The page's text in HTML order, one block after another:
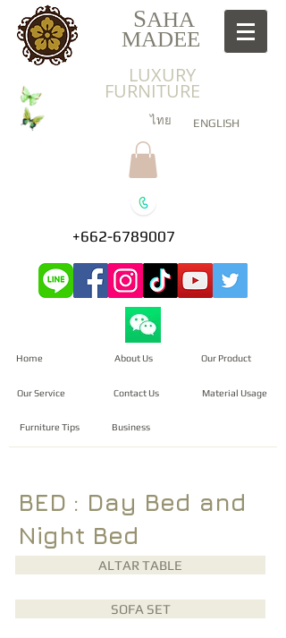
SAHA
MADEE
LUXURY
FURNITURE
ไทย ENGLISH
+662-6789007
Home
Our Service
Furniture Tips
About Us
Contact Us
Business
Our Product
Material Usage
BED : Day Bed and
Night Bed
ALTAR TABLE
SOFA SET